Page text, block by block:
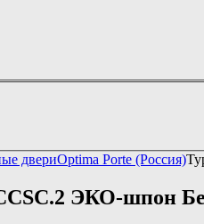
двериOptima Porte (Россия)
ЭКО-шпон